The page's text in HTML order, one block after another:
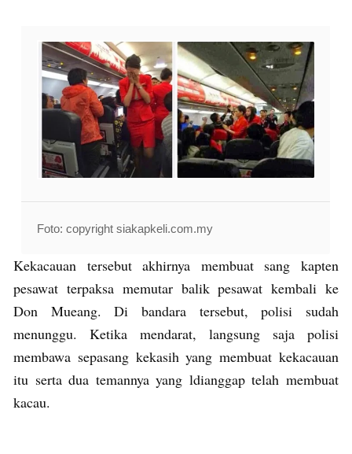
Foto: copyright siakapkeli.com.my
Kekacauan tersebut akhirnya membuat sang kapten
pesawat terpaksa memutar balik pesawat kembali ke
Don Mueang. Di bandara tersebut, polisi sudah
menunggu. Ketika mendarat, langsung saja polisi
membawa sepasang kekasih yang membuat kekacauan
itu serta dua temannya yang ldianggap telah membuat
kacau.